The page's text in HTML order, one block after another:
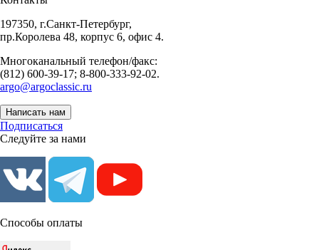
197350, г.Санкт-Петербург,
пр.Королева 48, корпус 6, офис 4.
Многоканальный телефон/факс:
(812) 600-39-17; 8-800-333-92-02.
argo@argoclassic.ru
Написать нам
Подписаться
Следуйте за нами
Способы оплаты